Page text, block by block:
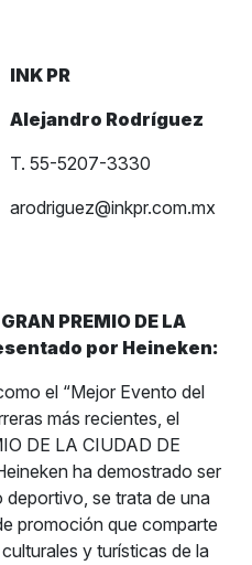
INK PR
Alejandro Rodríguez
T. 55-5207-3330
arodriguez@inkpr.com.mx
PREMIO DE LA
por Heineken:
el “Mejor Evento del
más recientes, el
DE LA CIUDAD DE
ha demostrado ser
se trata de una
promoción que comparte
y turísticas de la